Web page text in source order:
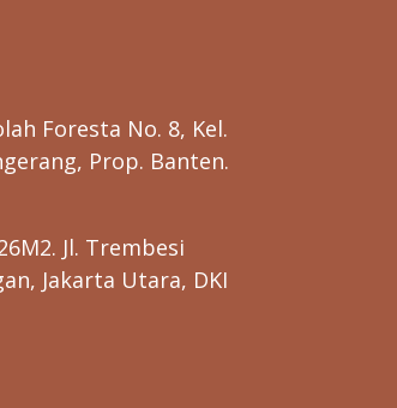
Foresta No. 8, Kel.
Prop. Banten.
Jl. Trembesi
Jakarta Utara, DKI